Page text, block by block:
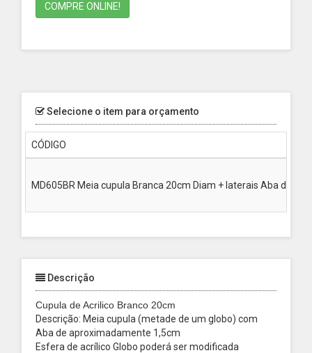
COMPRE ONLINE!
Selecione o item para orçamento
CÓDIGO
MD605BR Meia cupula Branca 20cm Diam + laterais Aba de
Descrição
Cupula de Acrilico Branco 20cm
Descrição: Meia cupula (metade de um globo) com
Aba de aproximadamente 1,5cm
Esfera de acrílico Globo poderá ser modificada